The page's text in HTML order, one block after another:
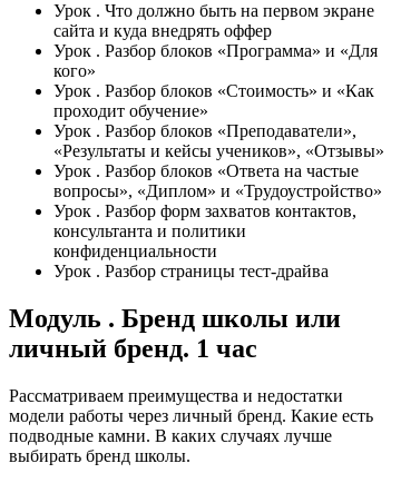
Урок . Что должно быть на первом экране
сайта и куда внедрять оффер
Урок . Разбор блоков «Программа» и «Для
кого»
Урок . Разбор блоков «Стоимость» и «Как
проходит обучение»
Урок . Разбор блоков «Преподаватели»,
«Результаты и кейсы учеников», «Отзывы»
Урок . Разбор блоков «Ответа на частые
вопросы», «Диплом» и «Трудоустройство»
Урок . Разбор форм захватов контактов,
консультанта и политики
конфиденциальности
Урок . Разбор страницы тест-драйва
Модуль . Бренд школы или
личный бренд. 1 час
Рассматриваем преимущества и недостатки
модели работы через личный бренд. Какие есть
подводные камни. В каких случаях лучше
выбирать бренд школы.